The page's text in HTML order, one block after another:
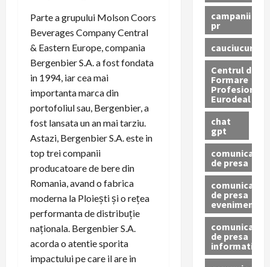
Parte a grupului Molson Coors
Beverages Company Central
& Eastern Europe, compania
Bergenbier S.A. a fost fondata
in 1994, iar cea mai
importanta marca din
portofoliul sau, Bergenbier, a
fost lansata un an mai tarziu.
Astazi, Bergenbier S.A. este in
top trei companii
producatoare de bere din
Romania, avand o fabrica
moderna la Ploieşti şi o reţea
performanta de distribuţie
naţionala. Bergenbier S.A.
acorda o atentie sporita
impactului pe care il are in
campanii
pr
cauciucuri
Centrul de
Formare
Profesionala
Eurodeal
chat
gpt
comunicat
de presa
comunicat
de presa
eveniment
comunicat
de presa
informativ